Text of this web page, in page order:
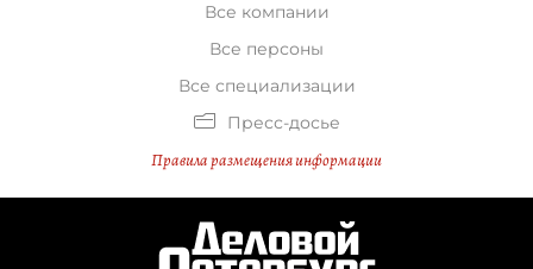
Все компании
Все персоны
Все специализации
Пресс-досье
Правила размещения информации